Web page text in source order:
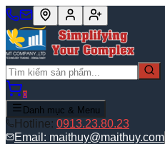
0
Danh mục & Menu
Hotline: 0913.23.80.23
Email: maithuy@maithuy.com